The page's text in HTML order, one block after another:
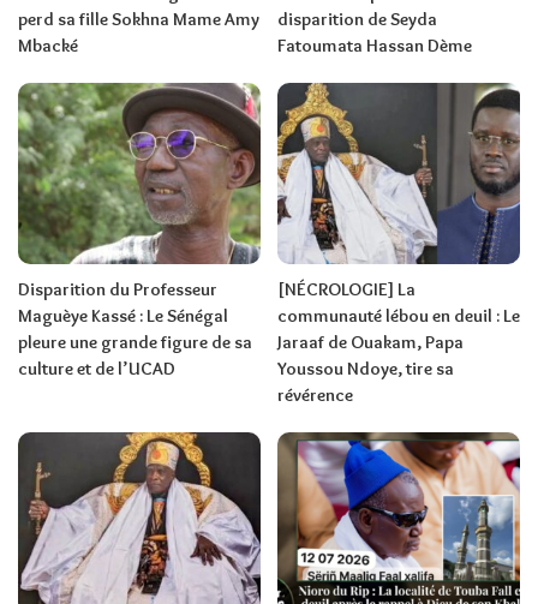
perd sa fille Sokhna Mame Amy
Mbacké
disparition de Seyda
Fatoumata Hassan Dème
Disparition du Professeur
Maguèye Kassé : Le Sénégal
pleure une grande figure de sa
culture et de l’UCAD
[NÉCROLOGIE] La
communauté lébou en deuil : Le
Jaraaf de Ouakam, Papa
Youssou Ndoye, tire sa
révérence